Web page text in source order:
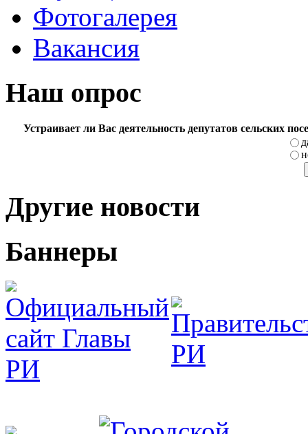
Фотогалерея
Вакансия
Наш опрос
Устраивает ли Вас деятельность депутатов сельских
Другие новости
Баннеры